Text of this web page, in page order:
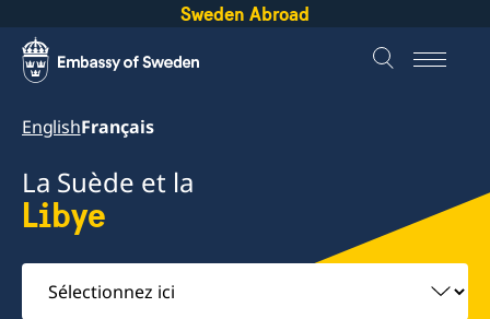
Sweden Abroad
EnglishFrançais
La Suède et la
Libye
Sélectionnez